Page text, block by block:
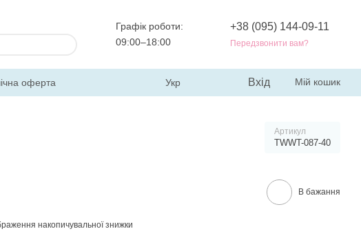
Графік роботи:
09:00–18:00
+38 (095) 144-09-11
Передзвонити вам?
оферта
Укр Вхід Мій кошик
Артикул
TWWT-087-40
В бажання
накопичувальної знижки